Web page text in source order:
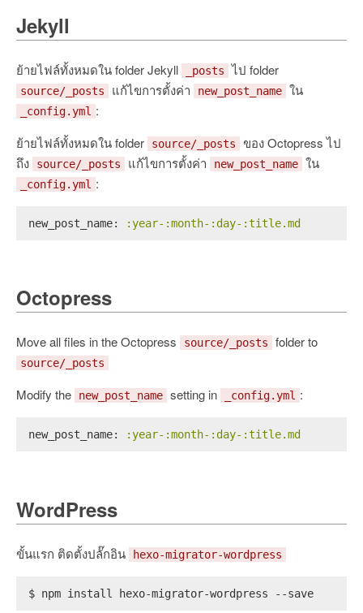
Jekyll
ย้ายไฟล์ทั้งหมดใน folder Jekyll _posts ไป folder
source/_posts แก้ไขการตั้งค่า new_post_name ใน
_config.yml :
ย้ายไฟล์ทั้งหมดใน folder
source/_posts
ของ Octopress ไป
ถึง
source/_posts แก้ไขการตั้งค่า new_post_name ใน
_config.yml :
new_post_name: :year-:month-:day-:title.md
Octopress
Move all files in the Octopress source/_posts folder to
source/_posts
Modify the new_post_name setting in _config.yml :
new_post_name: :year-:month-:day-:title.md
WordPress
ขั้นแรก ติดตั้งปลั๊กอิน hexo-migrator-wordpress
$ npm install hexo-migrator-wordpress --save